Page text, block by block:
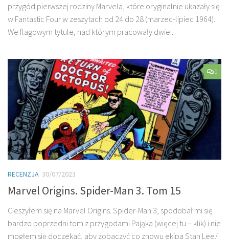
przygód pierwszej rodziny Marvela, które oryginalnie ukazały się
w Fantastic Four w zeszytach od 24 do 28 (marzec-lipiec 1964).
We flagowym tytule, nad którym pracowały dwie...
0
RECENZJA 30/07/2023
Marvel Origins. Spider-Man 3. Tom 15
Cieszyłem się na Marvel Origins. Spider-Man 3, spodobał mi się
bardzo poprzedni tom z przygodami Pająka (więcej tu – klik) i nie
mogłem się doczekać, aby zobaczyć co znowu ekipa Stan Lee/